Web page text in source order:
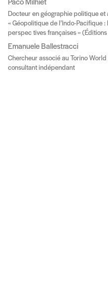
Paco Milhiet
Docteur en géographie politique et
« Géopolitique de l’Indo-Pacifique
perspec tives françaises »
Emanuele Ballestracci
Chercheur associé au Torino
consultant indépendant